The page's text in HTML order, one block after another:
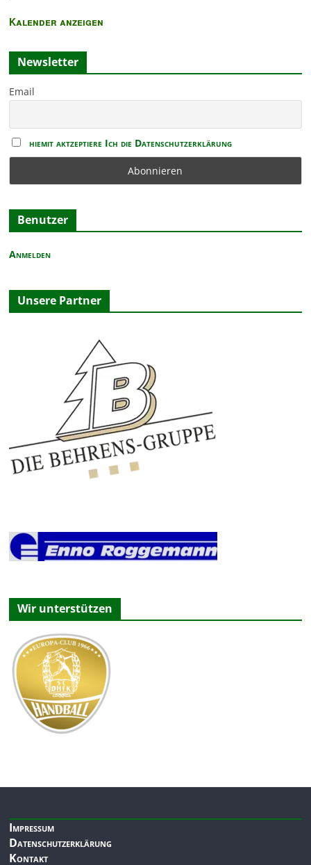
b
n
e
o
b
n
v
r
g
b
e
n
Kalender anzeigen
Newsletter
Email
hiemit aktzeptiere Ich die Datenschutzerklärung
Benutzer
Anmelden
Unsere Partner
Wir unterstützen
Impressum
Datenschutzerklärung
Kontakt